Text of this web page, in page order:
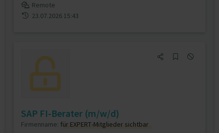
Remote
23.07.2026 15:43
SAP FI-Berater (m/w/d)
Firmenname: für EXPERT-Mitglieder sichtbar